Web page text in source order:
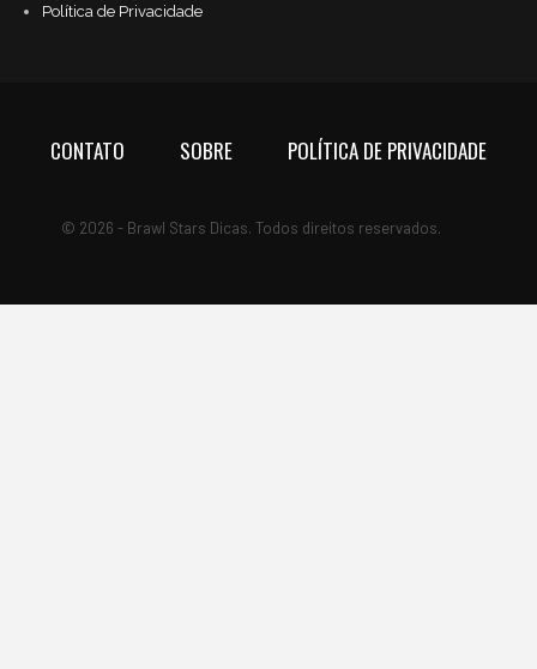
Política de Privacidade
CONTATO SOBRE POLÍTICA DE PRIVACIDADE
© 2026 - Brawl Stars Dicas. Todos direitos reservados.